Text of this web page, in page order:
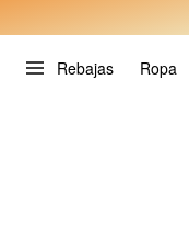
Rebajas Ropa